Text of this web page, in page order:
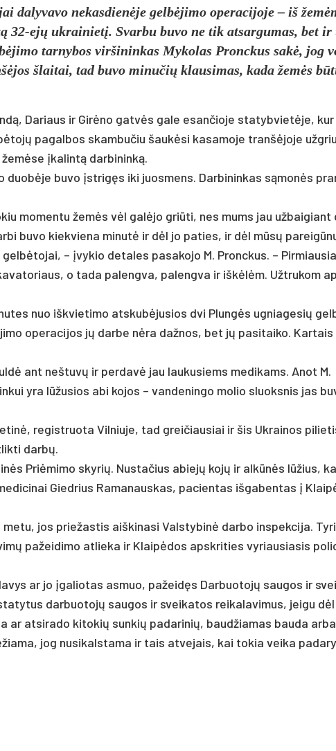
da­ly­va­vo ne­kas­dienė­je gelbė­ji­mo ope­ra­ci­jo­je – iš
32-ejų uk­rai­nietį. Svar­bu bu­vo ne tik at­sar­gu­mas, bet
tar­ny­bos vir­ši­nin­kas My­ko­las Pronc­kus sakė, jog
šlai­tai, tad bu­vo mi­nu­čių klau­si­mas, ka­da žemės
Da­riaus ir Girė­no gatvės ga­le esan­čio­je sta­tyb­vietė­je,
pa­gal­bos skam­bu­čiu šaukė­si ka­sa­mo­je tranšė­jo­je
įka­lintą dar­bi­ninką.
bu­vo įstrigęs iki juos­mens. Dar­bi­nin­kas sąmonės
mo­men­tu žemės vėl galė­jo griū­ti, nes mums jau
bu­vo kiek­vie­na mi­nutė ir dėl jo pa­ties, ir dėl mūsų
– įvy­kio de­ta­les pa­sa­ko­jo M. Pronc­kus. –
o ta­da pa­leng­va, pa­leng­va ir iškėlėm. Užt­ru­kom
nuo išk­vie­ti­mo at­skubė­ju­sios dvi Plungės ug­nia­ge­sių
ope­ra­ci­jos jų dar­be nėra daž­nos, bet jų pa­si­tai­ko.
ant ne­štuvų ir per­davė jau lau­ku­siems me­di­kams. Anot M.
yra lūžu­sios abi ko­jos – van­de­nin­go mo­lio sluoks­nis jas
re­gist­ruo­ta Vil­niu­je, tad grei­čiau­siai ir šis Uk­rai­nos
darbų.
Priė­mi­mo sky­rių. Nus­ta­čius abiejų kojų ir alkūnės lūžius,
Gied­rius Ra­ma­naus­kas, pa­cien­tas iš­ga­ben­tas į
jos prie­žas­tis aiš­ki­na­si Vals­ty­binė dar­bo ins­pek­ci­ja.
pa­žei­di­mo at­lie­ka ir Klaipė­dos ap­skri­ties vy­riau­sia­sis
ar jo įga­lio­tas as­muo, pa­žeidęs Dar­buo­tojų sau­gos ir
dar­buo­tojų sau­gos ir svei­ka­tos rei­ka­la­vi­mus, jei­gu
ar at­si­ra­do ki­to­kių sun­kių pa­da­ri­nių, baud­žia­mas bau­da ar­ba
jog nu­si­kals­ta­ma ir tais at­ve­jais, kai to­kia vei­ka